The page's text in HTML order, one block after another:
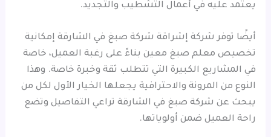
يعتمد عليه في أعمال التشطيب والتجديد.
أيضًا توفر شركة إشراقة شركة صبغ في الشارقة إمكانية
تخصيص معلم صبغ معين بناءً على رغبة العميل، خاصة
في المشاريع الكبيرة التي تتطلب ثقة وخبرة خاصة. وهذا
النوع من المرونة والاحترافية يجعلها الخيار الأول لكل من
يبحث عن شركة صبغ في الشارقة تراعي التفاصيل وتضع
راحة العميل ضمن أولوياتها.